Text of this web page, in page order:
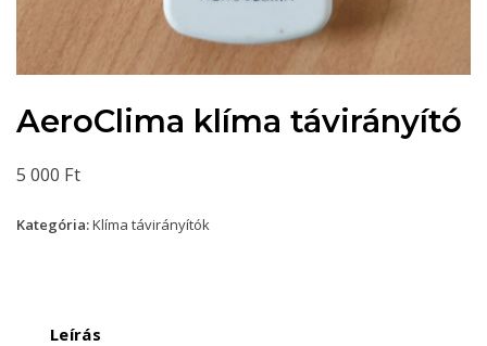
AeroClima klíma távirányító
5 000 Ft
Kategória:Klíma távirányítók
Leírás